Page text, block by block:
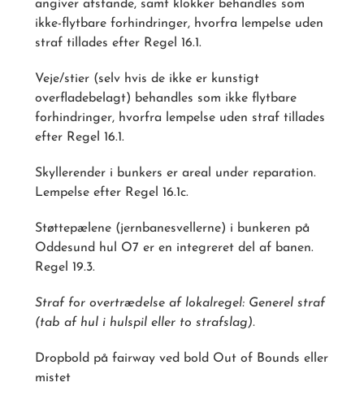
angiver afstande, samt klokker behandles som
ikke-flytbare forhindringer, hvorfra lempelse uden
straf tillades efter Regel 16.1.
Veje/stier (selv hvis de ikke er kunstigt
overfladebelagt) behandles som ikke flytbare
forhindringer, hvorfra lempelse uden straf tillades
efter Regel 16.1.
Skyllerender i bunkers er areal under reparation.
Lempelse efter Regel 16.1c.
Støttepælene (jernbanesvellerne) i bunkeren på
Oddesund hul O7 er en integreret del af banen.
Regel 19.3.
Straf for overtrædelse af lokalregel: Generel straf
(tab af hul i hulspil eller to strafslag).
Dropbold på fairway ved bold Out of Bounds eller
mistet